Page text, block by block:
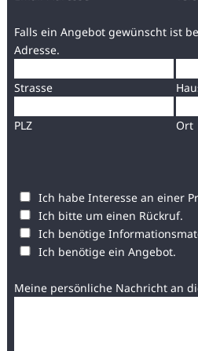
Falls ein Angebot gewünscht ist
Adresse.
Strasse
PLZ Ort
Ich habe Interesse an einer
Ich bitte um einen Rückruf.
Ich benötige
Ich benötige ein Angebot.
Meine persönliche Nachricht an